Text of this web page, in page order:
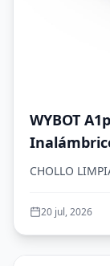
WYBOT
Aspirador
2,5h, 4
CHOLLO
20 jul, 2026